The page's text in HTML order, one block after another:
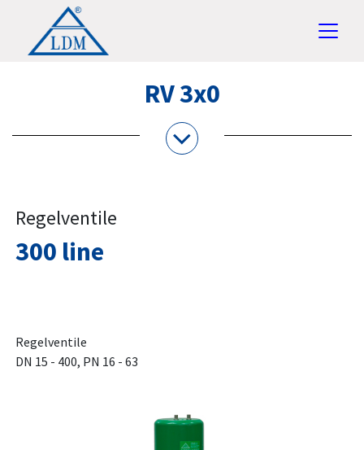
RV 3x0
Regelventile
300 line
Regelventile
DN 15 - 400, PN 16 - 63